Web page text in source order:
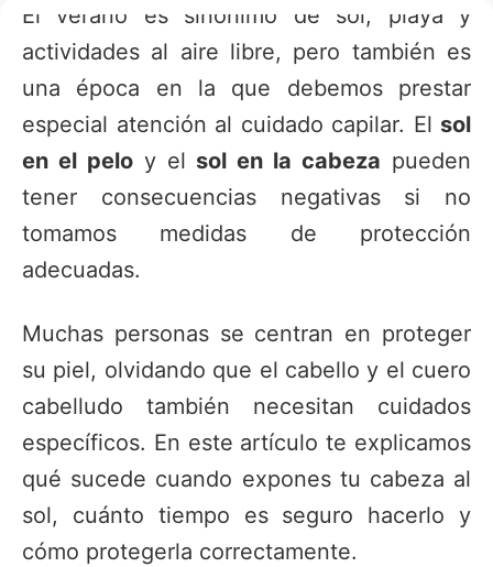
El verano es sinónimo de sol, playa y
actividades al aire libre, pero también es
una época en la que debemos prestar
especial atención al cuidado capilar. El sol
en el peloy el sol en la cabeza pueden
tener consecuencias negativas si no
tomamos medidas de protección
adecuadas.
Muchas personas se centran en proteger
su piel, olvidando que el cabello y el cuero
cabelludo también necesitan cuidados
específicos. En este artículo te explicamos
qué sucede cuando expones tu cabeza al
sol, cuánto tiempo es seguro hacerlo y
cómo protegerla correctamente.